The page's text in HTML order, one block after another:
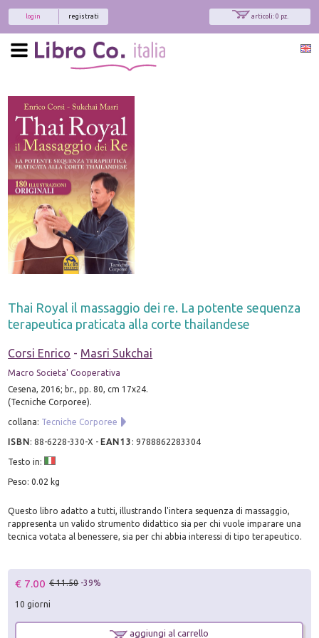
articoli: 0 pz.
registrati
login
Thai Royal il massaggio dei re. La potente sequenza
terapeutica praticata alla corte thailandese
Corsi Enrico - Masri Sukchai
Macro Societa' Cooperativa
Cesena, 2016; br., pp. 80, cm 17x24.
(Tecniche Corporee).
collana: Tecniche Corporee
ISBN:88-6228-330-X - EAN13 :9788862283304
Testo in:
Peso: 0.02 kg
Questo libro adatto a tutti, illustrando l'intera sequenza di massaggio,
rappresenta un valido strumento didattico sia per chi vuole imparare una
tecnica votata al benessere, sia per chi abbia interessi di tipo terapeutico.
€ 7.00 € 11.50 -39%
10 giorni
aggiungi al carrello